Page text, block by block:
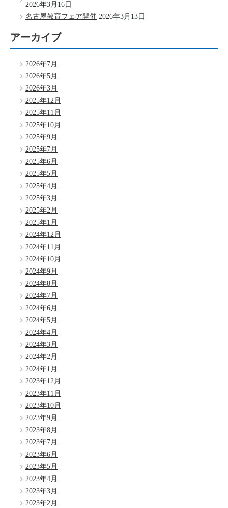
2026年3月16日
名古屋教育フェア開催 2026年3月13日
アーカイブ
2026年7月
2026年5月
2026年3月
2025年12月
2025年11月
2025年10月
2025年9月
2025年7月
2025年6月
2025年5月
2025年4月
2025年3月
2025年2月
2025年1月
2024年12月
2024年11月
2024年10月
2024年9月
2024年8月
2024年7月
2024年6月
2024年5月
2024年4月
2024年3月
2024年2月
2024年1月
2023年12月
2023年11月
2023年10月
2023年9月
2023年8月
2023年7月
2023年6月
2023年5月
2023年4月
2023年3月
2023年2月